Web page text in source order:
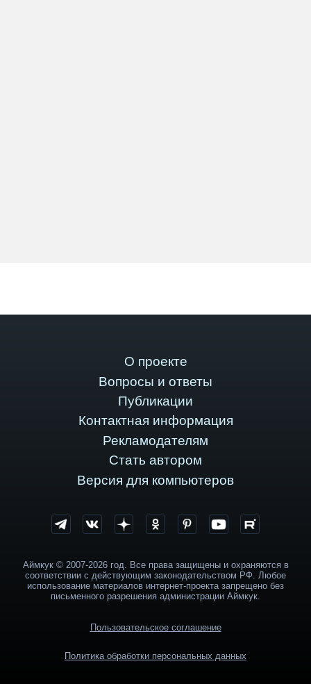
О проекте
Вопросы и ответы
Публикации
Контактная информация
Рекламодателям
Стать автором
Версия для компьютеров
Аймкук © 2007-2026 год. Все права защищены и охраняются в
соответствии с действующим законодательством РФ. Любое
использование материалов интернет-проекта запрещено без
письменного разрешения администрации Аймкук.
Пользовательское соглашение
Политика обработки персональных данных